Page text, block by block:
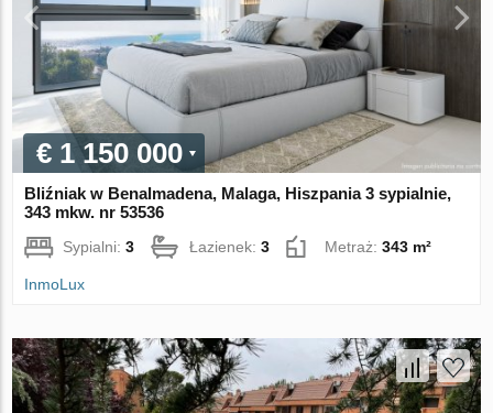
€ 1 150 000
Bliźniak w Benalmadena, Malaga, Hiszpania 3 sypialnie,
343 mkw. nr 53536
Sypialni:3 Łazienek:3 Metraż:343 m²
InmoLux